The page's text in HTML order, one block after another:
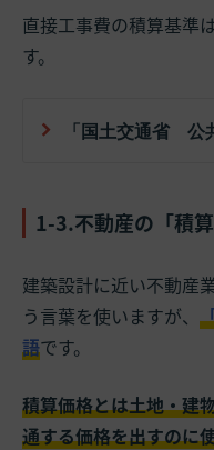
直接工事費の積算基準
す。
「国土交通省 公
1-3.不動産の「積算
建築設計に近い不動産
う言葉を使いますが、
語です。
積算価格とは土地・建
通する価格を出すのに